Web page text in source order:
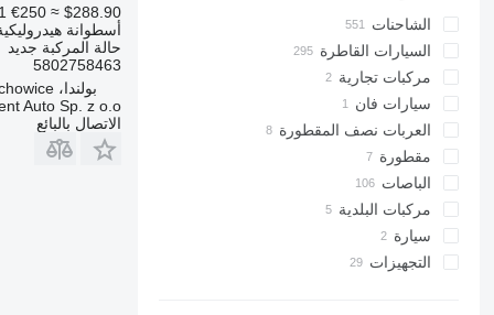
الشاحنات
السيارات القاطرة
مركبات تجارية
سيارات فان
العربات نصف المقطورة
مقطورة
الباصات
مركبات البلدية
آليات التنظيف وجمع النفايات من
الشوارع
سيارة بلدية
سيارة
التجهيزات
€250 ≈ $288.90
أسطوانة
حالة المركبة جديد
5802758463
بولندا، Prochowice
Auto Sp. z o.o.
الاتصال بالبائع